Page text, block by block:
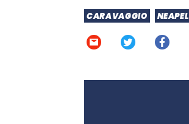
CARAVAGGIO NEAPEL